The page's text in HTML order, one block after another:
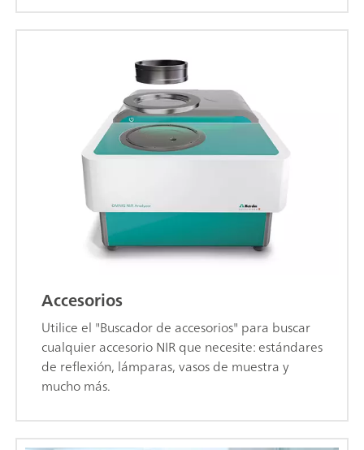
Accesorios
Utilice el "Buscador de accesorios" para buscar
cualquier accesorio NIR que necesite: estándares
de reflexión, lámparas, vasos de muestra y
mucho más.